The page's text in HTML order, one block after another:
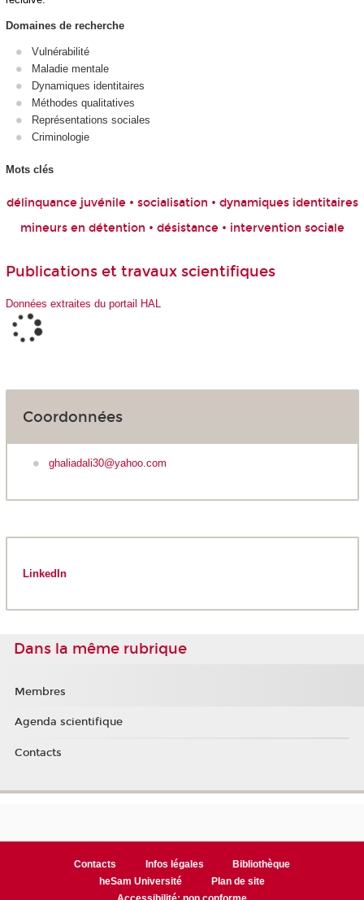
Domaines de recherche
Vulnérabilité
Maladie mentale
Dynamiques identitaires
Méthodes qualitatives
Représentations sociales
Criminologie
Mots clés
délinquance juvénile • socialisation • dynamiques identitaires
mineurs en détention • désistance • intervention sociale
Publications et travaux scientifiques
Données extraites du portail HAL
Coordonnées
ghaliadali30@yahoo.com
LinkedIn
Dans la même rubrique
Membres
Agenda scientifique
Contacts
Contacts Infos légales
Bibliothèque
heSam Université
Plan de site